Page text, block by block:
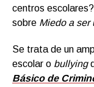
centros
sobre Miedo a ser
Se trata de un
escolar o bullying
Básico de